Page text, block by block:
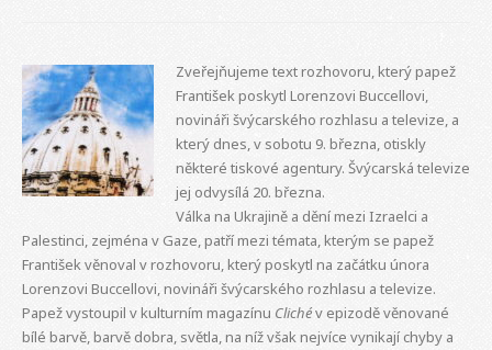
Zveřejňujeme text rozhovoru, který papež
František poskytl Lorenzovi Buccellovi,
novináři švýcarského rozhlasu a televize, a
který dnes, v sobotu 9. března, otiskly
některé tiskové agentury. Švýcarská televize
jej odvysílá 20. března.
Válka na Ukrajině a dění mezi Izraelci a
Palestinci, zejména v Gaze, patří mezi témata, kterým se papež
František věnoval v rozhovoru, který poskytl na začátku února
Lorenzovi Buccellovi, novináři švýcarského rozhlasu a televize.
Papež vystoupil v kulturním magazínu Clichév epizodě věnované
bílé barvě, barvě dobra, světla, na níž však nejvíce vynikají chyby a